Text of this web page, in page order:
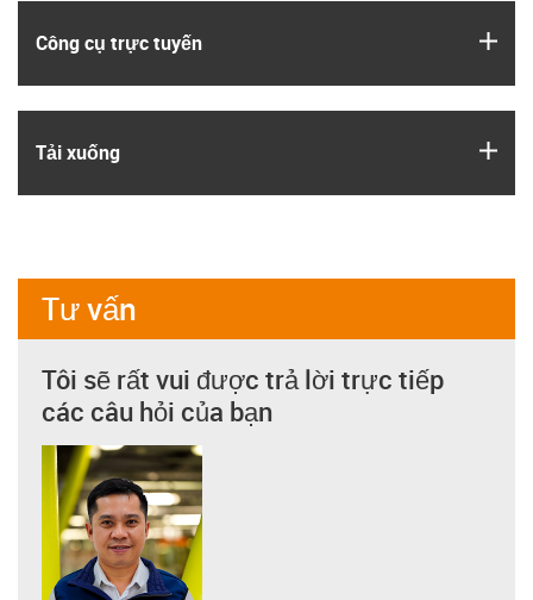
Công cụ trực tuyến
Tải xuống
Tư vấn
Tôi sẽ rất vui được trả lời trực tiếp
các câu hỏi của bạn